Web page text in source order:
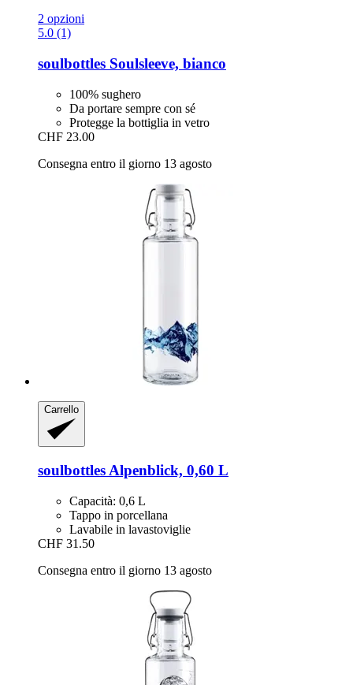
2 opzioni
5.0 (1)
soulbottles Soulsleeve, bianco
100% sughero
Da portare sempre con sé
Protegge la bottiglia in vetro
CHF 23.00
Consegna entro il giorno 13 agosto
Carrello
soulbottles Alpenblick, 0,60 L
Capacità: 0,6 L
Tappo in porcellana
Lavabile in lavastoviglie
CHF 31.50
Consegna entro il giorno 13 agosto